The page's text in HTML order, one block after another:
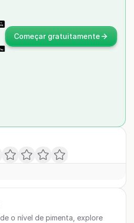
Começar gratuitamente
o nível de pimenta, explore